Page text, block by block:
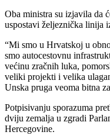
Oba ministra su izjavila da
uspostavi željeznička linija
“Mi smo u Hrvatskoj u
smo autocestovnu
većinu zračnih luka,
veliki projekti i velika
Unska pruga veoma bitna
Potpisivanju sporazuma
dviju zemalja u zgradi
Hercegovine.